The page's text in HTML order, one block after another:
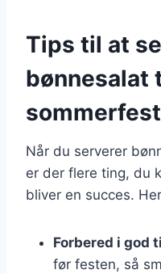
Tips til at
bønnesalat
Når du serverer
er der flere ting, du
bliver en succes.
Forbered i god
før festen, så